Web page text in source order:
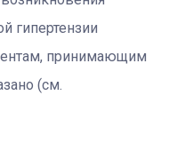
гипертензии
принимающим
(см.